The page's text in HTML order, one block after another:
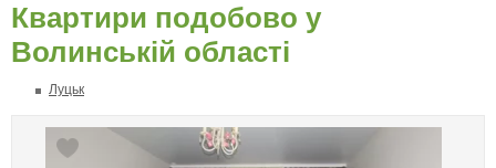
Квартири подобово у
Волинській області
Луцьк